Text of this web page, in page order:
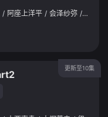
/ 阿座上洋平 / 会泽纱弥 / 根本优
更新至10集